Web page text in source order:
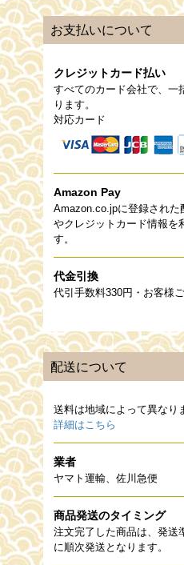
お支払いについて
クレジットカード払い
すべてのカード会社で、一
ります。
対応カード
Amazon Pay
Amazon.co.jpに登録された
やクレジットカード情報を
す。
代金引換
代引手数料330円・お客様
配送について
送料は地域によって異なり
詳細はこちら
業者
ヤマト運輸、佐川急便
商品発送のタイミング
注文完了した商品は、発送
に順次発送となります。